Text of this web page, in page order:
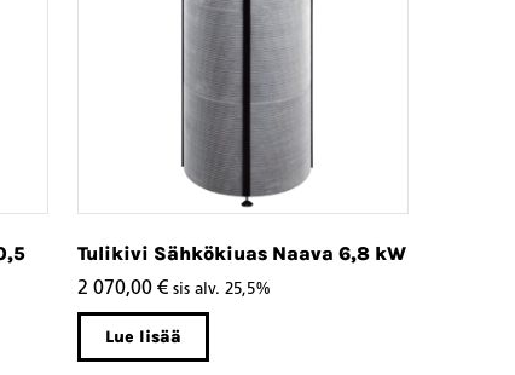
Tulikivi Sähkökiuas Naava 6,8 kW
2 070,00 € sis alv. 25,5%
Lue lisää